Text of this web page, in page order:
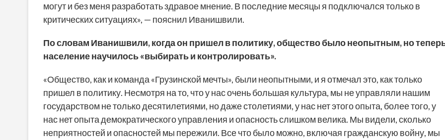
могут и без меня разработать здравое мнение. В последние месяцы я подключался только в
критических ситуациях», — пояснил Иванишвили.
По словам Иванишвили, когда он пришел в политику, общество было неопытным, но
население научилось «выбирать и контролировать».
«Общество, как и команда «Грузинской мечты», были неопытными, и я отмечал это, как только
пришел в политику. Несмотря на то, что у нас очень большая культура, мы не управляли нашим
государством не только десятилетиями, но даже столетиями, у нас нет этого опыта, более того, у
нас нет опыта демократического управления и опасность слишком велика. Мы видели, сколько
неприятностей и опасностей мы пережили. Все что было можно, включая гражданскую войну, мы